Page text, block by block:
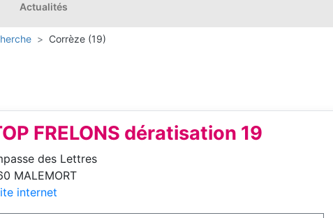
Actualités
Corrèze (19)
FRELONS dératisation 19
des Lettres
MALEMORT
internet